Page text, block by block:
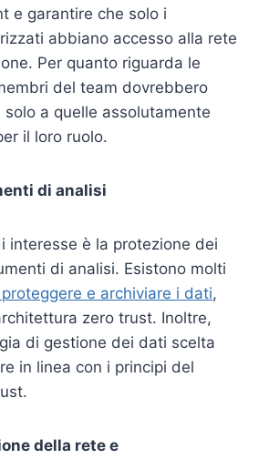
e garantire che solo i
abbiano accesso alla rete
Per quanto riguarda le
del team dovrebbero
a quelle assolutamente
il loro ruolo.
di analisi
interesse è la protezione dei
di analisi. Esistono molti
e archiviare i dati,
zero trust. Inoltre,
di gestione dei dati scelta
in linea con i principi del
della rete e